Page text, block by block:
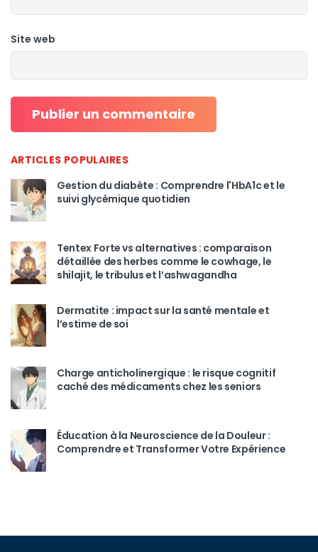
Site web
ARTICLES POPULAIRES
Gestion du diabète : Comprendre l'HbA1c et le
suivi glycémique quotidien
Tentex Forte vs alternatives : comparaison
détaillée des herbes comme le cowhage, le
shilajit, le tribulus et l’ashwagandha
Dermatite : impact sur la santé mentale et
l’estime de soi
Charge anticholinergique : le risque cognitif
caché des médicaments chez les seniors
Éducation à la Neuroscience de la Douleur :
Comprendre et Transformer Votre Expérience